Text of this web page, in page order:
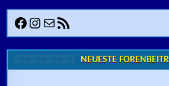
Facebook
Instagram
E-MailRSS-Feed
NEUESTE